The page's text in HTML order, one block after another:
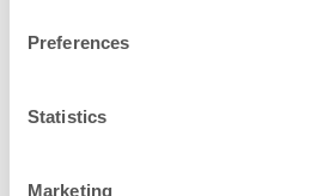
Preferences
Statistics
Marketing
jalkalauteeseen,
Suojaetäisyys